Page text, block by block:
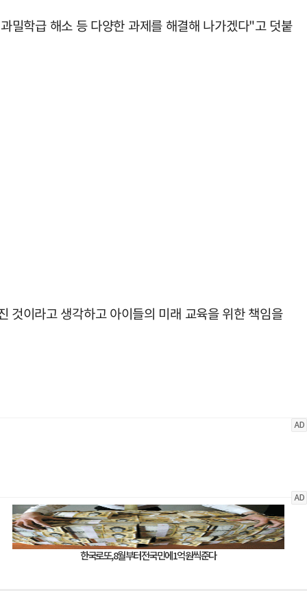
밀학급 해소 등 다양한 과제를 해결해 나가겠다"고 덧붙
이라고 생각하고 아이들의 미래 교육을 위한 책임을